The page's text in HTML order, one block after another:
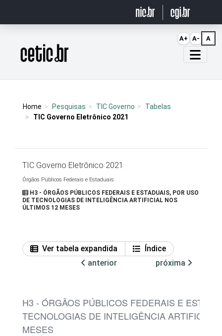
Página inicial
Home Pesquisas TIC Governo
Tabelas
TIC Governo Eletrônico 2021
TIC Governo Eletrônico 2021
Órgãos Públicos Federais e Estaduais
H3 - ÓRGÃOS PÚBLICOS FEDERAIS E ESTADUAIS, POR USO
DE TECNOLOGIAS DE INTELIGÊNCIA ARTIFICIAL NOS
ÚLTIMOS 12 MESES
Ver tabela expandida
Índice
anterior
próxima
H3 - ÓRGÃOS PÚBLICOS FEDERAIS E
TECNOLOGIAS DE INTELIGÊNCIA ARTIFICIAL
MESES
A+ A- A